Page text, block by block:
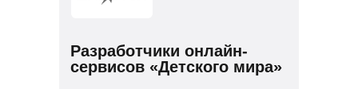
Разработчики онлайн-
сервисов «Детского мира»